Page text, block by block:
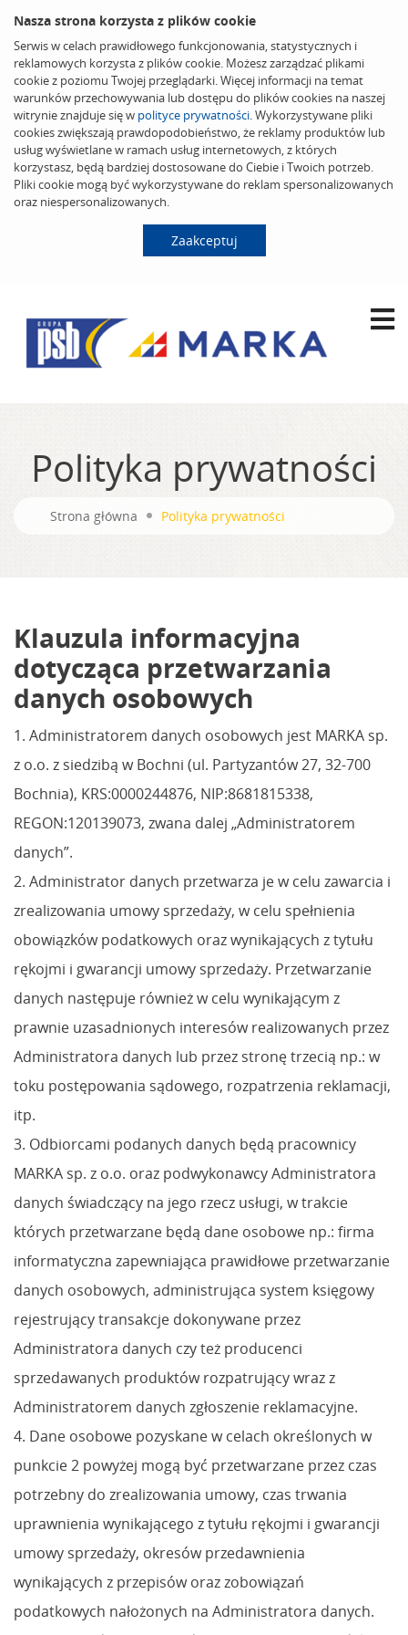
Nasza strona korzysta z plików cookie
Serwis w celach prawidłowego funkcjonowania, statystycznych i
reklamowych korzysta z plików cookie. Możesz zarządzać plikami
cookie z poziomu Twojej przeglądarki. Więcej informacji na temat
warunków przechowywania lub dostępu do plików cookies na naszej
witrynie znajduje się w polityce prywatności. Wykorzystywane pliki
cookies zwiększają prawdopodobieństwo, że reklamy produktów lub
usług wyświetlane w ramach usług internetowych, z których
korzystasz, będą bardziej dostosowane do Ciebie i Twoich potrzeb.
Pliki cookie mogą być wykorzystywane do reklam spersonalizowanych
oraz niespersonalizowanych.
Zaakceptuj
Polityka prywatności
Strona główna Polityka prywatności
Klauzula informacyjna
dotycząca przetwarzania
danych osobowych
1. Administratorem danych osobowych jest MARKA sp.
z o.o. z siedzibą w Bochni (ul. Partyzantów 27, 32-700
Bochnia), KRS:0000244876, NIP:8681815338,
REGON:120139073, zwana dalej „Administratorem
danych”.
2. Administrator danych przetwarza je w celu zawarcia i
zrealizowania umowy sprzedaży, w celu spełnienia
obowiązków podatkowych oraz wynikających z tytułu
rękojmi i gwarancji umowy sprzedaży. Przetwarzanie
danych następuje również w celu wynikającym z
prawnie uzasadnionych interesów realizowanych przez
Administratora danych lub przez stronę trzecią np.: w
toku postępowania sądowego, rozpatrzenia reklamacji,
itp.
3. Odbiorcami podanych danych będą pracownicy
MARKA sp. z o.o. oraz podwykonawcy Administratora
danych świadczący na jego rzecz usługi, w trakcie
których przetwarzane będą dane osobowe np.: firma
informatyczna zapewniająca prawidłowe przetwarzanie
danych osobowych, administrująca system księgowy
rejestrujący transakcje dokonywane przez
Administratora danych czy też producenci
sprzedawanych produktów rozpatrujący wraz z
Administratorem danych zgłoszenie reklamacyjne.
4. Dane osobowe pozyskane w celach określonych w
punkcie 2 powyżej mogą być przetwarzane przez czas
potrzebny do zrealizowania umowy, czas trwania
uprawnienia wynikającego z tytułu rękojmi i gwarancji
umowy sprzedaży, okresów przedawnienia
wynikających z przepisów oraz zobowiązań
podatkowych nałożonych na Administratora danych.